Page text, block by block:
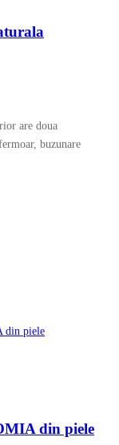
are doua
buzunare
din piele